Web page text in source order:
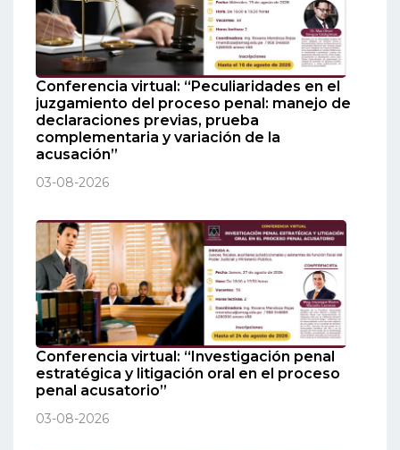
Conferencia virtual: “Peculiaridades en el
juzgamiento del proceso penal: manejo de
declaraciones previas, prueba
complementaria y variación de la
acusación”
03-08-2026
Conferencia virtual: “Investigación penal
estratégica y litigación oral en el proceso
penal acusatorio”
03-08-2026